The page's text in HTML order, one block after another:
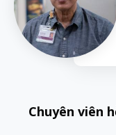
Chuyên viên